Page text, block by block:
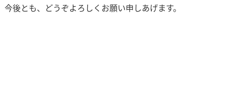
今後とも、どうぞよろしくお願い申しあげます。